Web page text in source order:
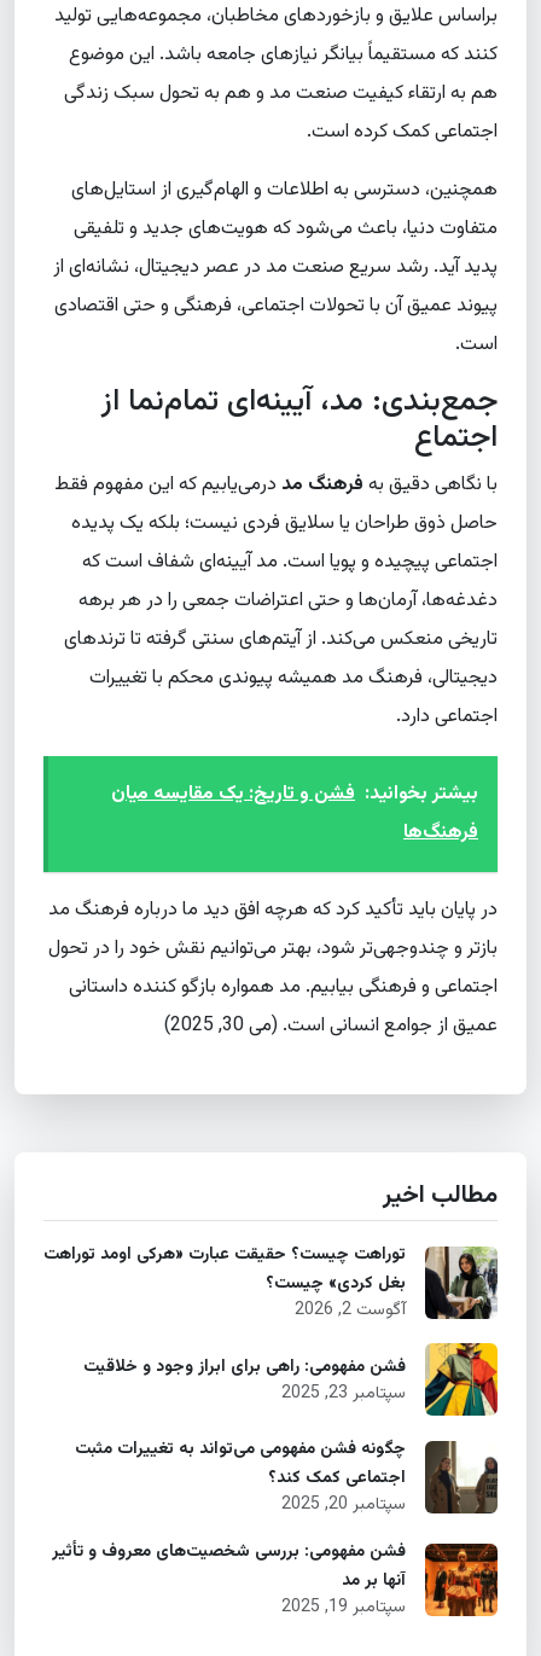
براساس علایق و بازخوردهای مخاطبان، مجموعه‌هایی تولید
کنند که مستقیماً بیانگر نیازهای جامعه باشد. این موضوع
هم به ارتقاء کیفیت صنعت مد و هم به تحول سبک زندگی
اجتماعی کمک کرده است.
همچنین، دسترسی به اطلاعات و الهام‌گیری از استایل‌های
متفاوت دنیا، باعث می‌شود که هویت‌های جدید و تلفیقی
پدید آید. رشد سریع صنعت مد در عصر دیجیتال، نشانه‌ای از
پیوند عمیق آن با تحولات اجتماعی، فرهنگی و حتی اقتصادی
است.
جمع‌بندی: مد، آیینه‌ای تمام‌نما از
اجتماع
با نگاهی دقیق بهفرهنگ مددرمی‌یابیم که این مفهوم فقط
حاصل ذوق طراحان یا سلایق فردی نیست؛ بلکه یک پدیده
اجتماعی پیچیده و پویا است. مد آیینه‌ای شفاف است که
دغدغه‌ها، آرمان‌ها و حتی اعتراضات جمعی را در هر برهه
تاریخی منعکس می‌کند. از آیتم‌های سنتی گرفته تا ترندهای
دیجیتالی، فرهنگ مد همیشه پیوندی محکم با تغییرات
اجتماعی دارد.
بیشتر بخوانید: فشن و تاریخ: یک مقایسه میان
فرهنگ‌ها
در پایان باید تأکید کرد که هرچه افق دید ما درباره فرهنگ مد
بازتر و چندوجهی‌تر شود، بهتر می‌توانیم نقش خود را در تحول
اجتماعی و فرهنگی بیابیم. مد همواره بازگو کننده داستانی
عمیق از جوامع انسانی است. (می 30, 2025)
مطالب اخیر
توراهت چیست؟ حقیقت عبارت «هرکی اومد توراهت
بغل کردی» چیست؟
آگوست 2, 2026
فشن مفهومی: راهی برای ابراز وجود و خلاقیت
سپتامبر 23, 2025
چگونه فشن مفهومی می‌تواند به تغییرات مثبت
اجتماعی کمک کند؟
سپتامبر 20, 2025
فشن مفهومی: بررسی شخصیت‌های معروف و تأثیر
آنها بر مد
سپتامبر 19, 2025